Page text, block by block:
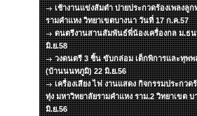
เช้างานแข่งส้มตำ บ่ายประกวดร้องเพลงลูก
รามคำแหง วิทยาเขตบางนา วันที่ 17 ก.ค.57
ดนตรีงานสานสัมพันธ์พี่น้องเครื่องกล ม.ธ
มิ.ย.58
วงดนตรี 3 ชิ้น ขับกล่อม เด็กพิการและทุพพ
(บ้านนนทภูมิ) 22 มิ.ย.56
เครื่องเสียง ไฟ งานแสดง กิจกรรมประกวด
ทุ่ง มหาวิทยาลัยรามคำแหง ราม.2 วิทยาเขต
มิ.ย.56